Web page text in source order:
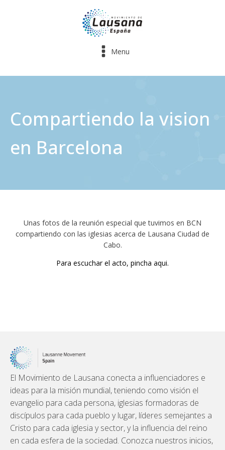
Menu
Compartiendo la vision
en Barcelona
Unas fotos de la reunión especial que tuvimos en BCN
compartiendo con las iglesias acerca de Lausana Ciudad de
Cabo.
Para escuchar el acto, pincha aqui.
El Movimiento de Lausana conecta a influenciadores e
ideas para la misión mundial, teniendo como visión el
evangelio para cada persona, iglesias formadoras de
discípulos para cada pueblo y lugar, líderes semejantes a
Cristo para cada iglesia y sector, y la influencia del reino
en cada esfera de la sociedad. Conozca nuestros inicios,